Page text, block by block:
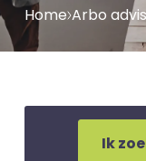
Home Arbo
Ik